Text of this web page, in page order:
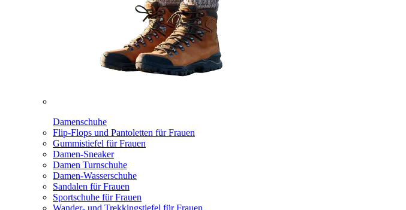
Damenschuhe
Flip-Flops und Pantoletten für Frauen
Gummistiefel für Frauen
Damen-Sneaker
Damen Turnschuhe
Damen-Wasserschuhe
Sandalen für Frauen
Sportschuhe für Frauen
Wander- und Trekkingstiefel für Frauen